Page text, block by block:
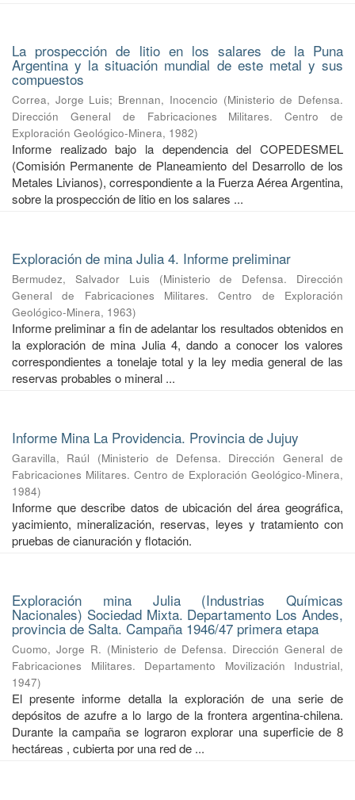
La prospección de litio en los salares de la Puna
Argentina y la situación mundial de este metal y sus
compuestos
Correa, Jorge Luis; Brennan, Inocencio (Ministerio de Defensa.
Dirección General de Fabricaciones Militares. Centro de
Exploración Geológico-Minera, 1982)
Informe realizado bajo la dependencia del COPEDESMEL
(Comisión Permanente de Planeamiento del Desarrollo de los
Metales Livianos), correspondiente a la Fuerza Aérea Argentina,
sobre la prospección de litio en los salares ...
Exploración de mina Julia 4. Informe preliminar
Bermudez, Salvador Luis (Ministerio de Defensa. Dirección
General de Fabricaciones Militares. Centro de Exploración
Geológico-Minera, 1963)
Informe preliminar a fin de adelantar los resultados obtenidos en
la exploración de mina Julia 4, dando a conocer los valores
correspondientes a tonelaje total y la ley media general de las
reservas probables o mineral ...
Informe Mina La Providencia. Provincia de Jujuy
Garavilla, Raúl (Ministerio de Defensa. Dirección General de
Fabricaciones Militares. Centro de Exploración Geológico-Minera,
1984)
Informe que describe datos de ubicación del área geográfica,
yacimiento, mineralización, reservas, leyes y tratamiento con
pruebas de cianuración y flotación.
Exploración mina Julia (Industrias Químicas
Nacionales) Sociedad Mixta. Departamento Los Andes,
provincia de Salta. Campaña 1946/47 primera etapa
Cuomo, Jorge R. (Ministerio de Defensa. Dirección General de
Fabricaciones Militares. Departamento Movilización Industrial,
1947)
El presente informe detalla la exploración de una serie de
depósitos de azufre a lo largo de la frontera argentina-chilena.
Durante la campaña se lograron explorar una superficie de 8
hectáreas , cubierta por una red de ...